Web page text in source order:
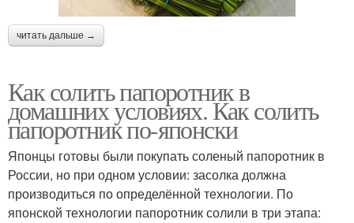
читать дальше →
Как солить папоротник в
домашних условиях. Как солить
папоротник по-японски
Японцы готовы были покупать соленый папоротник в
России, но при одном условии: засолка должна
производиться по определённой технологии. По
японской технологии папоротник солили в три этапа: